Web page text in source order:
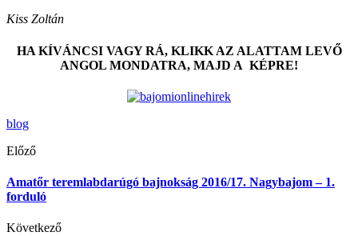
Kiss Zoltán
HA KÍVÁNCSI VAGY RÁ, KLIKK AZ ALATTAM LEVŐ
ANGOL MONDATRA, MAJD A KÉPRE!
blog
Előző
Amatőr teremlabdarúgó bajnokság 2016/17. Nagybajom – 1.
forduló
Következő